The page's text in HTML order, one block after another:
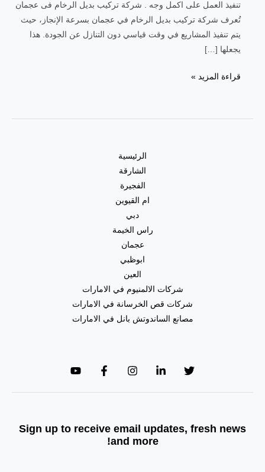
تنفيذ العمل على اكمل وجه . شركة تركيب بديل الرخام فى عجمان
تُعرف شركة تركيب بديل الرخام في عجمان بسرعة الإنجاز، حيث
يتم تنفيذ المشاريع في وقت قياسي دون التنازل عن الجودة. هذا
يجعلها […]
قراءة المزيد »
الرئيسية
الشارقة
الفجيرة
ام القيوين
دبي
راس الخيمة
عجمان
ابوظبي
العين
شركات الالمنيوم في الامارات
شركات قص الخرسانة في الامارات
مصانع الساندوتش بانل في الامارات
Sign up to receive email updates, fresh news
and more!